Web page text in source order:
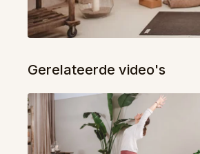
Gerelateerde video's